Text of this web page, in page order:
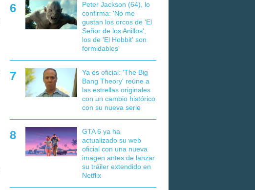
Peter Jackson (64), lo
confirma: 'No me
gustan los orcos de 'El
Señor de los Anillos',
los de 'El Hobbit' son
formidables'
Ya es oficial: 'The Big
Bang Theory' reúne a
las estrellas originales
con un cambio histórico
con su nueva serie
GTA 6 ya ha
actualizado su web
oficial con una nueva
imagen antes de lanzar
su tráiler extendido en
Netflix